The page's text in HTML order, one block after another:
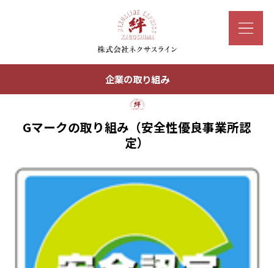
企業の取り組み
Gマークの取り組み（安全性優良事業所認
定）